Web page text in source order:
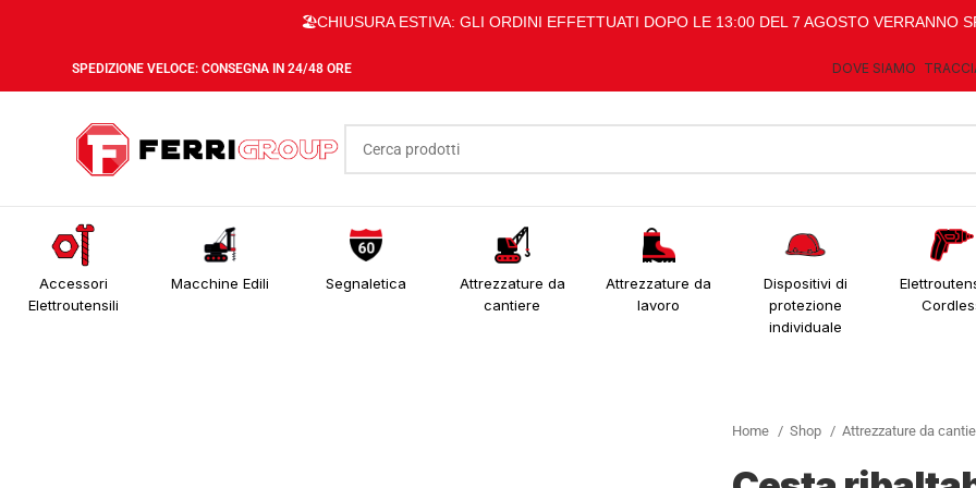
🏖️CHIUSURA ESTIVA: GLI ORDINI EFFETTUATI DOPO LE 13:00 DEL 7 AGOSTO VERRANNO
SPEDIZIONE VELOCE: CONSEGNA IN 24/48 ORE DOVE SIAMO
Accessori
Elettroutensili
Macchine Edili Segnaletica
Attrezzature da
cantiere
Attrezzature da
lavoro
Dispositivi di
protezione
individuale
Home Shop Attrezzature da